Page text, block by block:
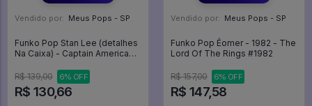
Vendido por: Meus Pops - SP
Funko Pop Stan Lee (detalhes
Na Caixa) - Captain America
R$ 139,00
6% OFF
R$ 130,66
Vendido por: Meus Pops - SP
Funko Pop Éomer - 1982 - The
Lord Of The Rings #1982
R$ 157,00 6% OFF
R$ 147,58